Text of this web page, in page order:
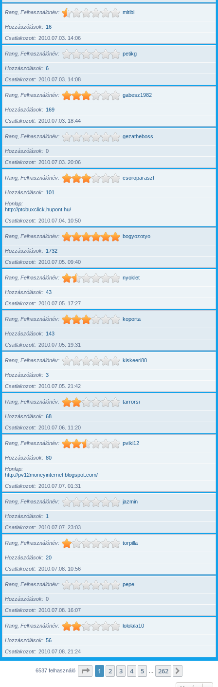
Rang, Felhasználónév mitibi
Hozzászólások
16
Csatlakozott
2010.07.03. 14:06
Rang, Felhasználónév petikg
Hozzászólások
6
Csatlakozott
2010.07.03. 14:08
Rang, Felhasználónév gabesz1982
Hozzászólások
169
Csatlakozott
2010.07.03. 18:44
Rang, Felhasználónév gezatheboss
Hozzászólások
0
Csatlakozott
2010.07.03. 20:06
Rang, Felhasználónév csoroparaszt
Hozzászólások
101
Honlap
http://ptcbuxclick.hupont.hu/
Csatlakozott
2010.07.04. 10:50
Rang, Felhasználónév bogyozotyo
Hozzászólások
1732
Csatlakozott
2010.07.05. 09:40
Rang, Felhasználónév nyoklet
Hozzászólások
43
Csatlakozott
2010.07.05. 17:27
Rang, Felhasználónév koporta
Hozzászólások
143
Csatlakozott
2010.07.05. 19:31
Rang, Felhasználónév kiskeeri80
Hozzászólások
3
Csatlakozott
2010.07.05. 21:42
Rang, Felhasználónév tarrorsi
Hozzászólások
68
Csatlakozott
2010.07.06. 11:20
Rang, Felhasználónév pviki12
Hozzászólások
80
Honlap
http://pv12moneyinternet.blogspot.com/
Csatlakozott
2010.07.07. 01:31
Rang, Felhasználónév jazmin
Hozzászólások
1
Csatlakozott
2010.07.07. 23:03
Rang, Felhasználónév torpilla
Hozzászólások
20
Csatlakozott
2010.07.08. 10:56
Rang, Felhasználónév pepe
Hozzászólások
0
Csatlakozott
2010.07.08. 16:07
Rang, Felhasználónév lololala10
Hozzászólások
56
Csatlakozott
2010.07.08. 21:24
6537 felhasználó Oldal:1 262
1 2 3 4 5 262